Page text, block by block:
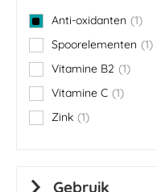
Anti-oxidanten 1
item
Spoorelementen
1
item
Vitamine B2
1
item
Vitamine C 1
item
Zink 1
item
Gebruik